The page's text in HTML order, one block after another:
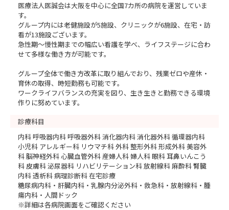
医療法人医誠会は大阪を中心に全国7カ所の病院を運営していま
す。
グループ内には老健施設が5施設、クリニックが6施設、在宅・訪
看が13施設ございます。
急性期～慢性期までの幅広い看護を学べ、ライフステージに合わ
せて多様な働き方が可能です。
グループ全体で働き方改革に取り組んでおり、残業ゼロや産休・
育休の取得、時短勤務も可能です。
ワークライフバランスの充実を図り、生き生きと勤務できる環境
作りに努めています。
診療科目
内科 呼吸器内科 呼吸器外科 消化器内科 消化器外科 循環器内科
小児科 アレルギー科 リウマチ科 外科 整形外科 形成外科 美容外
科 脳神経外科 心臓血管外科 産婦人科 婦人科 眼科 耳鼻いんこう
科 皮膚科 泌尿器科 リハビリテーション科 放射線科 麻酔科 腎臓
内科 透析科 病理診断科 在宅診療
糖尿病内科・肝臓内科・乳腺内分泌外科・救急科・放射線科・腫
瘍内科・人間ドック
※詳細は各病院画面をご確認ください